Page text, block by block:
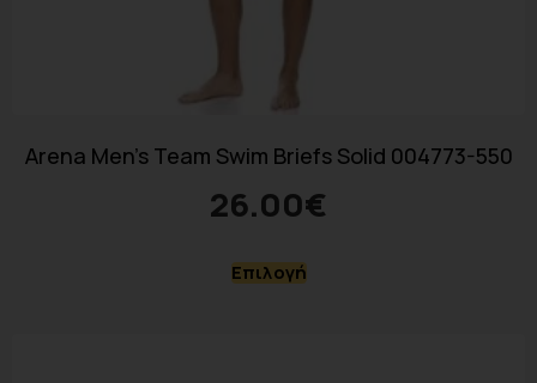
Arena Men’s Team Swim Briefs Solid 004773-550
26.00€
Επιλογή